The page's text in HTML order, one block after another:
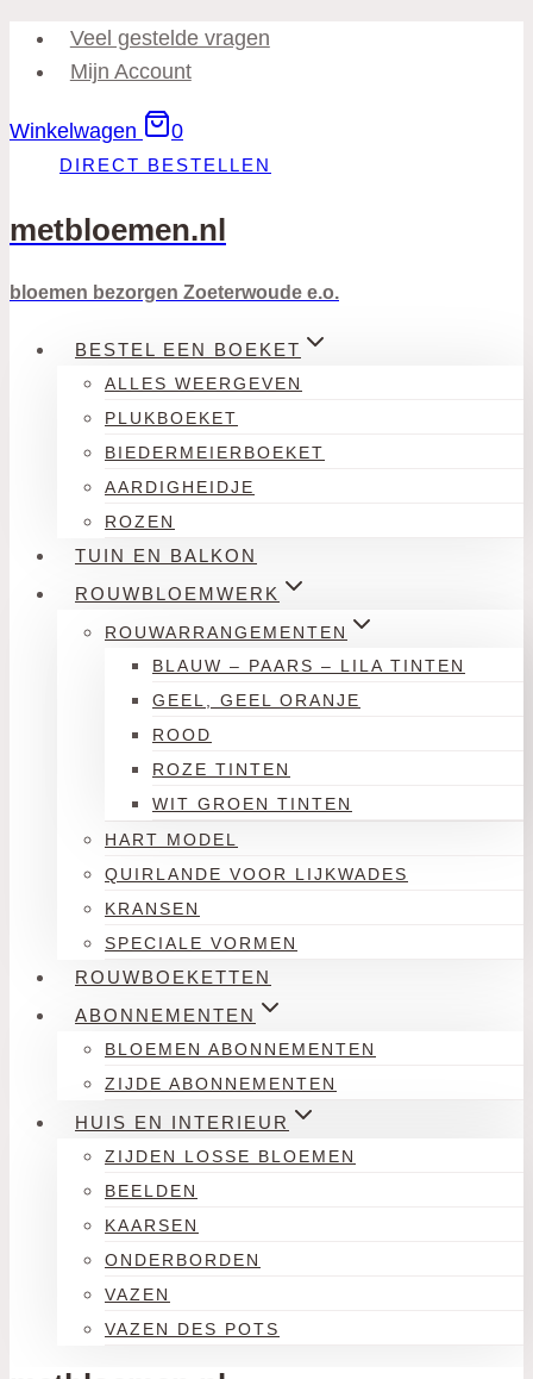
Doorgaan
naar
Veel gestelde vragen
Mijn Account
Winkelwagen 0
DIRECT BESTELLEN
metbloemen.nl
bloemen bezorgen Zoeterwoude e.o.
BESTEL EEN BOEKET
ALLES WEERGEVEN
PLUKBOEKET
BIEDERMEIERBOEKET
AARDIGHEIDJE
ROZEN
TUIN EN BALKON
ROUWBLOEMWERK
ROUWARRANGEMENTEN
BLAUW – PAARS – LILA TINTEN
GEEL, GEEL ORANJE
ROOD
ROZE TINTEN
WIT GROEN TINTEN
HART MODEL
QUIRLANDE VOOR LIJKWADES
KRANSEN
SPECIALE VORMEN
ROUWBOEKETTEN
ABONNEMENTEN
BLOEMEN ABONNEMENTEN
ZIJDE ABONNEMENTEN
HUIS EN INTERIEUR
ZIJDEN LOSSE BLOEMEN
BEELDEN
KAARSEN
ONDERBORDEN
VAZEN
VAZEN DES POTS